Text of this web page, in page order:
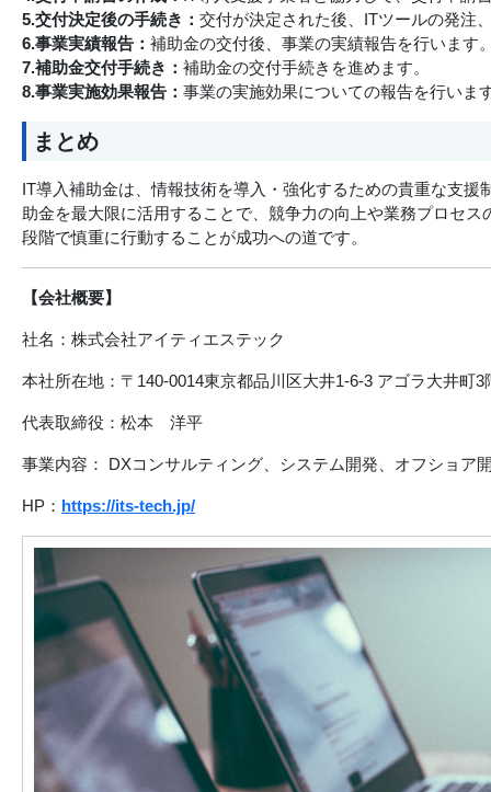
5.交付決定後の手続き： 交付が決定された後、ITツールの発注
6.事業実績報告： 補助金の交付後、事業の実績報告を行います
7.補助金交付手続き： 補助金の交付手続きを進めます。
8.事業実施効果報告： 事業の実施効果についての報告を行いま
まとめ
IT導入補助金は、情報技術を導入・強化するための貴重な支
助金を最大限に活用することで、競争力の向上や業務プロセ
段階で慎重に行動することが成功への道です。
【会社概要】
社名：株式会社アイティエステック
本社所在地：〒140-0014東京都品川区大井1-6-3 アゴラ大井町3
代表取締役：松本 洋平
事業内容： DXコンサルティング、システム開発、オフショア
HP： https://its-tech.jp/